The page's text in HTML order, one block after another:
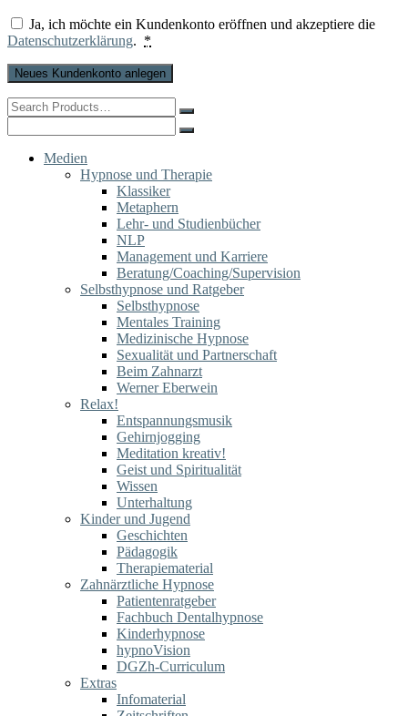
Ja, ich möchte ein Kundenkonto eröffnen und akzeptiere die
Datenschutzerklärung. *
Neues Kundenkonto anlegen
Search
for:
for:
Medien
Hypnose und Therapie
Klassiker
Metaphern
Lehr- und Studienbücher
NLP
Management und Karriere
Beratung/Coaching/Supervision
Selbsthypnose und Ratgeber
Selbsthypnose
Mentales Training
Medizinische Hypnose
Sexualität und Partnerschaft
Beim Zahnarzt
Werner Eberwein
Relax!
Entspannungsmusik
Gehirnjogging
Meditation kreativ!
Geist und Spiritualität
Wissen
Unterhaltung
Kinder und Jugend
Geschichten
Pädagogik
Therapiematerial
Zahnärztliche Hypnose
Patientenratgeber
Fachbuch Dentalhypnose
Kinderhypnose
hypnoVision
DGZh-Curriculum
Extras
Infomaterial